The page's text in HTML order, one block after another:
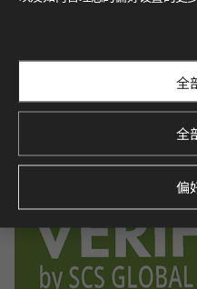
FloorScore®
Environmental Product
Verified by SCS Global
tes the product’s
cycle, promoting
全
全
偏